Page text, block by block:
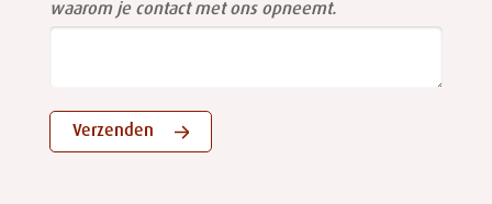
waarom je contact met ons opneemt.
Verzenden